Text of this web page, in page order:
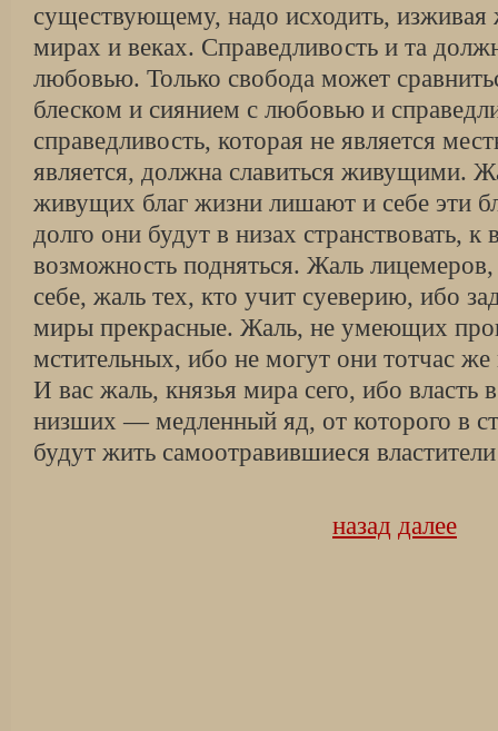
существующему, надо исходить, изживая
мирах и веках. Справедливость и та
любовью. Только свобода может
блеском и сиянием с любовью и
справедливость, которая не является
является, должна славиться живущими.
живущих благ жизни лишают и себе эти
долго они будут в низах странствовать, к
возможность подняться. Жаль
себе, жаль тех, кто учит суеверию, ибо
миры прекрасные. Жаль, не умеющих
мстительных, ибо не могут они тотчас
И вас жаль, князья мира сего, ибо власть
низших — медленный яд, от которого в
будут жить самоотравившиеся
назад далее